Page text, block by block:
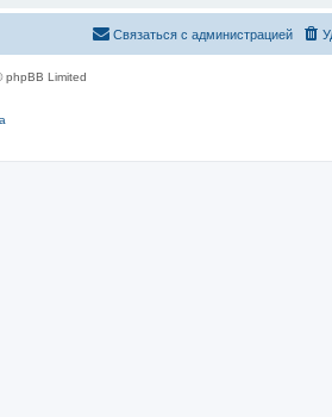
Связаться с администрацией
phpBB Limited